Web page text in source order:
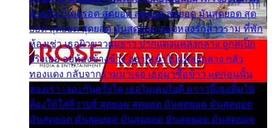
ด้วยกัน ก็เลยรอด สุดยอด สุดยอด สุดยอด มันสุดยอด สุด
ยอด สุดยอด สุดยอด มันสุดยอด แอบหลงรักสาวราม ที่พัก
ห้องเช่า เธอผิวขาวผมยาว ปากแดงแหลงกลาง ถูกสเป็ก
จริงเธอ อยู่ห้องข้างข้าง อยากเข้าไปแหลงกลาง กลัว
ทองแดง กลับจากรามมาเจอ เธอมาซื้อข้าว แต่ก่อนนั้น
สองเรา เจอะกันครั้งใด เธอไม่เคยไยดี คราวนี้เธอยิ้มให้
ต้องให้ใส่ลีวายส์ สุดยอด สุดยอด มันสุดยอด มันสุดยอด
มันสุดยอด มันสุดยอด มันสุดยอด มันสุดยอด มันสุดยอด